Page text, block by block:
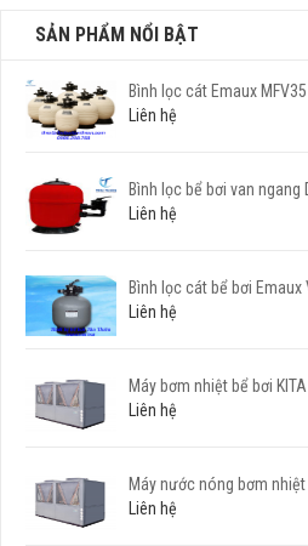
SẢN PHẨM NỔI BẬT
Bình lọc cát Emaux MFV35
Liên hệ
Bình lọc bể bơi van ngang
Liên hệ
Bình lọc cát bể bơi Emaux
Liên hệ
Máy bơm nhiệt bể bơi
Liên hệ
Máy nước nóng bơm nhiệt
Liên hệ